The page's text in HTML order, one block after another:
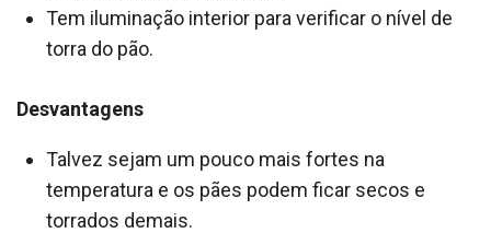
Tem iluminação interior para verificar o nível de
torra do pão.
Desvantagens
Talvez sejam um pouco mais fortes na
temperatura e os pães podem ficar secos e
torrados demais.